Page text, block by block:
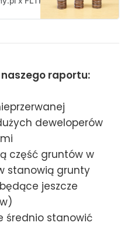
raportu:
deweloperów
część gruntów w
stanowią grunty
jeszcze
średnio stanowić